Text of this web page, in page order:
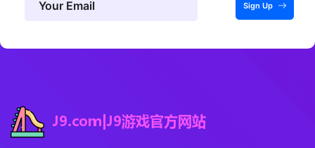
Sign Up